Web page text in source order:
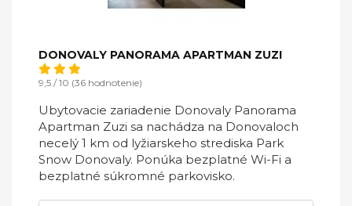
DONOVALY PANORAMA APARTMAN ZUZI
9,5 / 10 (36 hodnotenie)
Ubytovacie zariadenie Donovaly Panorama
Apartman Zuzi sa nachádza na Donovaloch
necelý 1 km od lyžiarskeho strediska Park
Snow Donovaly. Ponúka bezplatné Wi-Fi a
bezplatné súkromné parkovisko.